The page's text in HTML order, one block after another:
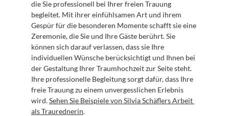
die Sie professionell bei Ihrer freien Trauung
begleitet. Mit ihrer einfühlsamen Art und ihrem
Gespür für die besonderen Momente schafft sie eine
Zeremonie, die Sie und Ihre Gäste berührt. Sie
können sich darauf verlassen, dass sie Ihre
individuellen Wünsche berücksichtigt und Ihnen bei
der Gestaltung Ihrer Traumhochzeit zur Seite steht.
Ihre professionelle Begleitung sorgt dafür, dass Ihre
freie Trauung zu einem unvergesslichen Erlebnis
wird. Sehen Sie Beispiele von Silvia Schäflers Arbeit
als Traurednerin.